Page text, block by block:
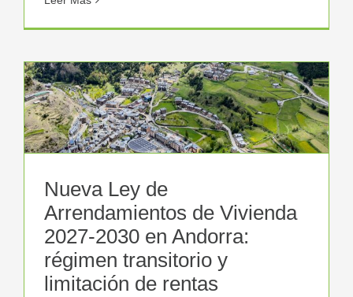
Nueva Ley de
Arrendamientos de Vivienda
2027-2030 en Andorra:
régimen transitorio y
limitación de rentas